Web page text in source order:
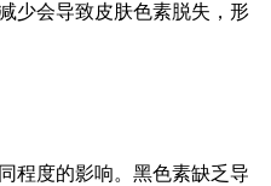
少会导致皮肤色素脱失，形
程度的影响。黑色素缺乏导